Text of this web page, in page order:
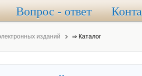
Вопрос - ответ
изданий ⇒ Каталог